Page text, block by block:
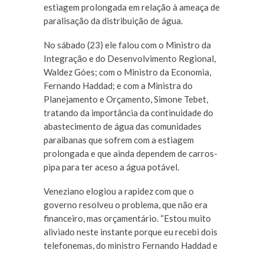
estiagem prolongada em relação à ameaça de
paralisação da distribuição de água.
No sábado (23) ele falou com o Ministro da
Integração e do Desenvolvimento Regional,
Waldez Góes; com o Ministro da Economia,
Fernando Haddad; e com a Ministra do
Planejamento e Orçamento, Simone Tebet,
tratando da importância da continuidade do
abastecimento de água das comunidades
paraibanas que sofrem com a estiagem
prolongada e que ainda dependem de carros-
pipa para ter aceso a água potável.
Veneziano elogiou a rapidez com que o
governo resolveu o problema, que não era
financeiro, mas orçamentário. “Estou muito
aliviado neste instante porque eu recebi dois
telefonemas, do ministro Fernando Haddad e